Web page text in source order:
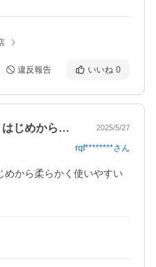
違反報告 いいね 0
高校生の娘に買いました。はじめから柔ら… 2025/5/27
rqf********さん
めから柔らかく使いやすい